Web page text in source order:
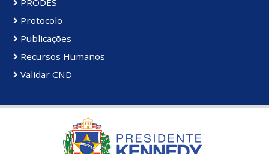
PRODES
Protocolo
Publicações
Recursos Humanos
Validar CND